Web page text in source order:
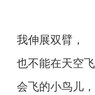
我伸展双臂
也不能在天
会飞的小鸟儿